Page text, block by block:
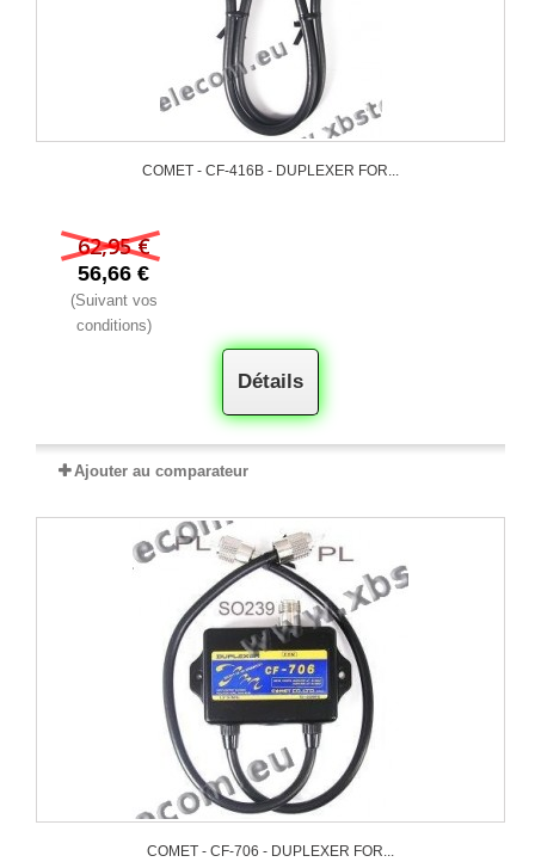
COMET - CF-416B - DUPLEXER FOR...
62,95 €
56,66 €
(Suivant vos
conditions)
Détails
Ajouter au comparateur
COMET - CF-706 - DUPLEXER FOR...